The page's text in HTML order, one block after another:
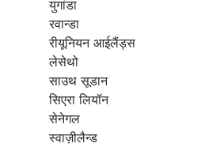
युगांडा
रवान्डा
रीयूनियन आईलैंड्स
लेसेथो
साउथ सूडान
सिएरा लियॉन
सेनेगल
स्वाज़ीलैन्ड